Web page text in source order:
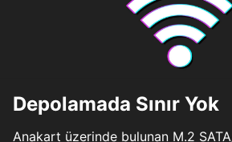
Depolamada Sınır Yok
Anakart üzerinde bulunan M.2